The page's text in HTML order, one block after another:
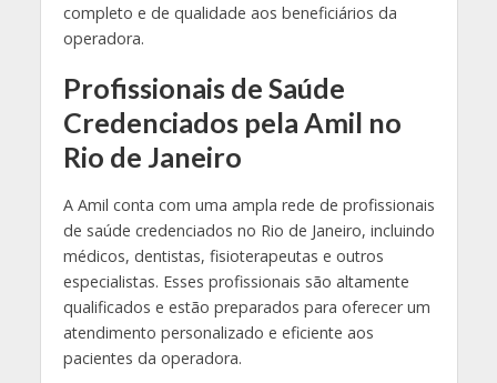
completo e de qualidade aos beneficiários da
operadora.
Profissionais de Saúde
Credenciados pela Amil no
Rio de Janeiro
A Amil conta com uma ampla rede de profissionais
de saúde credenciados no Rio de Janeiro, incluindo
médicos, dentistas, fisioterapeutas e outros
especialistas. Esses profissionais são altamente
qualificados e estão preparados para oferecer um
atendimento personalizado e eficiente aos
pacientes da operadora.